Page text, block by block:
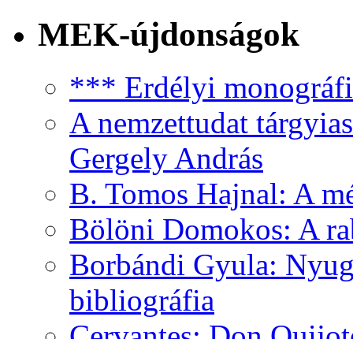
MEK-újdonságok
*** Erdélyi
A nemzettudat
Gergely András
B. Tomos Hajnal: A
Bölöni Domokos: A
Borbándi Gyula:
bibliográfia